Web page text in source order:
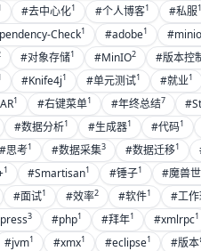
#去中心化1 #个人博客1 #私服1
Check1 #adobe1
#对象存储1 #MinIO2 #版本控
#Knife4j1 #单元测试1 #就业1
1 #右键菜单1 #年终总结7
#数据分析1 #生成器1 #代码1
#思考1 #数据采集3 #数据迁移1
1 #Smartisan1 #锤子1 #魔兽
#面试1 #效率2 #软件1 #工
3 #php1 #拜年1 #xmlrpc1
#jvm1 #xmx1 #eclipse1 #版